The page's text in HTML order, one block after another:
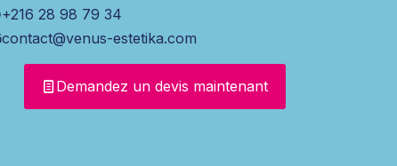
+216 28 98 79 34
contact@venus-estetika.com
Demandez un devis maintenant